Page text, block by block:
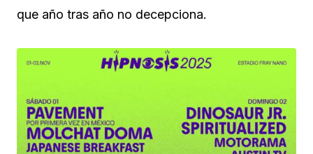
que año tras año no decepciona.